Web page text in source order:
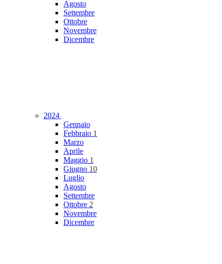
Agosto
Settembre
Ottobre
Novembre
Dicembre
2024
Gennaio
Febbraio 1
Marzo
Aprile
Maggio 1
Giugno 10
Luglio
Agosto
Settembre
Ottobre 2
Novembre
Dicembre